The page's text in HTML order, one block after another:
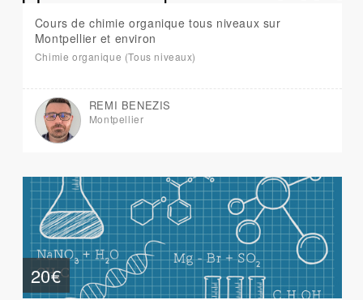
Cours de chimie organique tous niveaux sur
Montpellier et environ
Chimie organique (Tous niveaux)
REMI BENEZIS
Montpellier
20€